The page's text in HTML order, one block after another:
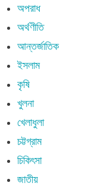
অপরাধ
অর্থণীতি
আন্তর্জাতিক
ইসলাম
কৃষি
খুলনা
খেলাধুলা
চট্টগ্রাম
চিকিৎসা
জাতীয়